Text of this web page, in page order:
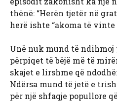
thënë: “Herën tjetër në
herë ishte “akoma të vinte
Unë nuk mund të ndihmoj
përpiqet të bëjë më të
skajet e lirshme që
Ndërsa mund të jetë e
për një shfaqje popullore